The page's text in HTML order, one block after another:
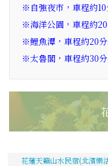
※自強夜市，車程約10
※海洋公園，車程約20
※鯉魚潭，車程約20分
※太魯閣，車程約30分
花蓮天籟山水民宿(北濱樂